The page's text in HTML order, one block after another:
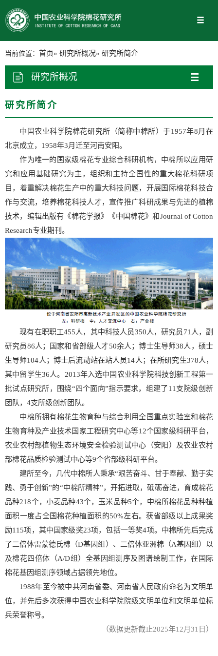
当前位置： 首页» 研究所概况» 研究所简介
研究所概况
研究所简介
中国农业科学院棉花研究所（简称中棉所）于1957年8月在
北京成立，1958年3月迁至河南安阳。
作为唯一的国家级棉花专业综合科研机构，中棉所以应用研
究和应用基础研究为主，组织和主持全国性的重大棉花科研项
目，着重解决棉花生产中的重大科技问题，开展国际棉花科技合
作与交流，培养棉花科技人才，宣传推广科研成果与先进的植棉
技术，编辑出版有《棉花学报》《中国棉花》和Journal of Cotton
Research专业期刊。
现有在职职工455人，其中科技人员350人，研究员71人，副
研究员86人；国家和省部级人才50余人；博士生导师38人，硕士
生导师104人；博士后流动站在站人员14人；在所研究生378人，
其中留学生36人。2013年入选中国农业科学院科技创新工程第一
批试点研究所，围绕“四个面向”指示要求，组建了11支院级创新
团队，4支所级创新团队。
中棉所拥有棉花生物育种与综合利用全国重点实验室和棉花
生物育种及产业技术国家工程研究中心等12个国家级科研平台，
农业农村部植物生态环境安全检验测试中心（安阳）及农业农村
部棉花品质检验测试中心等9个省部级科研平台。
建所至今，几代中棉所人秉承“艰苦奋斗、甘于奉献、勤于实
践、勇于创新”的“中棉所精神”，开拓进取，砥砺奋进，育成棉花
品种218个，小麦品种43个，玉米品种5个，中棉所棉花品种种植
面积一度占全国棉花种植面积的50%左右。获省部级以上成果奖
励115项，其中国家级奖23项，包括一等奖4项。中棉所先后完成
了二倍体雷蒙德氏棉（D基因组）、二倍体亚洲棉（A基因组）以
及棉花四倍体（A/D组）全基因组测序及图谱绘制工作，在国际
棉花基因组测序领域占据领先地位。
1988年至今被中共河南省委、河南省人民政府命名为文明单
位，并先后多次获得中国农业科学院院级文明单位和文明单位标
兵荣誉称号。
（数据更新截止2025年12月31日 ）